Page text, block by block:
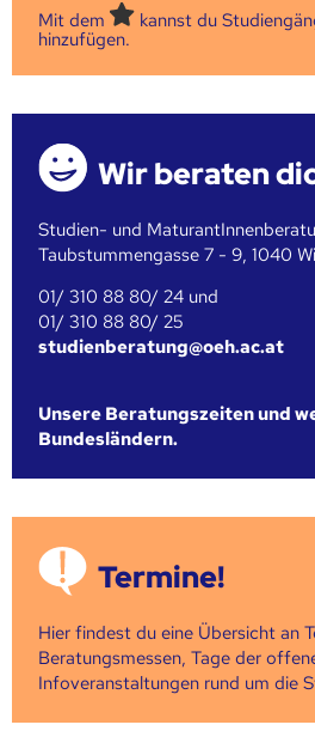
Mit dem
kannst du
hinzufügen.
Wir beraten
Studien- und
Taubstummengasse 7 - 9, 1040
01/ 310 88 80/ 24 und
01/ 310 88 80/ 25
studienberatung@oeh.ac.at
Unsere Beratungszeiten und
Bundesländern.
Termine!
Hier findest du eine Übersicht an
Beratungsmessen, Tage der
Infoveranstaltungen rund um die